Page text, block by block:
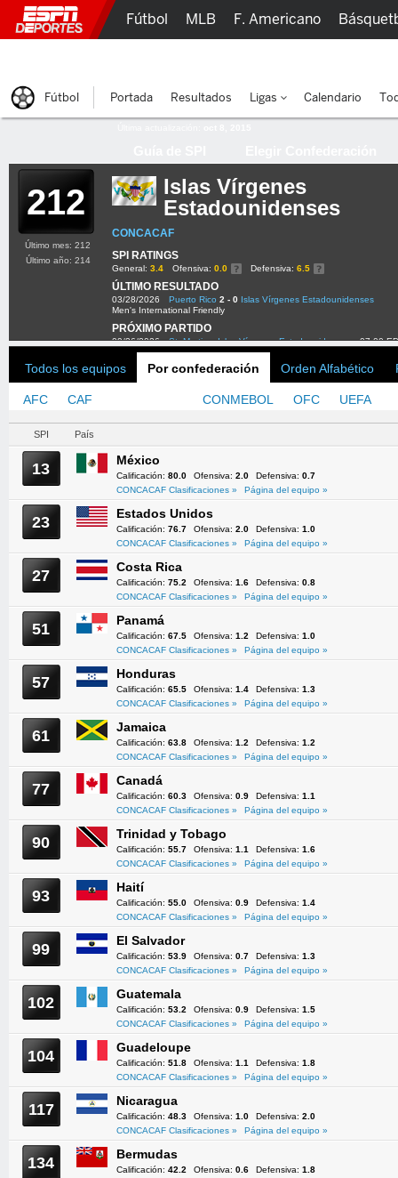
212
Islas Vírgenes
Estadounidenses
CONCACAF
SPI RATINGS
General: 3.4 Ofensiva: 0.0 Defensiva: 6.5
ÚLTIMO RESULTADO
03/28/2026 Puerto Rico 2 - 0 Islas Vírgenes Estadounidenses
Men's International Friendly
PRÓXIMO PARTIDO
09/26/2026 St. MartinvIslas Vírgenes Estadounidenses 07:00
Último mes: 212
Último año: 214
Todos los equipos Por confederación Orden Alfabético
AFC CAF CONMEBOL OFC UEFA
SPI País
13 México
Calificación: 80.0 Ofensiva: 2.0 Defensiva: 0.7
CONCACAF Clasificaciones »
Página del equipo »
23 Estados Unidos
Calificación: 76.7 Ofensiva: 2.0 Defensiva: 1.0
CONCACAF Clasificaciones »
Página del equipo »
27 Costa Rica
Calificación: 75.2 Ofensiva: 1.6 Defensiva: 0.8
CONCACAF Clasificaciones »
Página del equipo »
51 Panamá
Calificación: 67.5 Ofensiva: 1.2 Defensiva: 1.0
CONCACAF Clasificaciones »
Página del equipo »
57 Honduras
Calificación: 65.5 Ofensiva: 1.4 Defensiva: 1.3
CONCACAF Clasificaciones »
Página del equipo »
61 Jamaica
Calificación: 63.8 Ofensiva: 1.2 Defensiva: 1.2
CONCACAF Clasificaciones »
Página del equipo »
77 Canadá
Calificación: 60.3 Ofensiva: 0.9 Defensiva: 1.1
CONCACAF Clasificaciones »
Página del equipo »
90 Trinidad y Tobago
Calificación: 55.7 Ofensiva: 1.1 Defensiva: 1.6
CONCACAF Clasificaciones »
Página del equipo »
93 Haití
Calificación: 55.0 Ofensiva: 0.9 Defensiva: 1.4
CONCACAF Clasificaciones »
Página del equipo »
99 El Salvador
Calificación: 53.9 Ofensiva: 0.7 Defensiva: 1.3
CONCACAF Clasificaciones »
Página del equipo »
102 Guatemala
Calificación: 53.2 Ofensiva: 0.9 Defensiva: 1.5
CONCACAF Clasificaciones »
Página del equipo »
104 Guadeloupe
Calificación: 51.8 Ofensiva: 1.1 Defensiva: 1.8
CONCACAF Clasificaciones »
Página del equipo »
117 Nicaragua
Calificación: 48.3 Ofensiva: 1.0 Defensiva: 2.0
CONCACAF Clasificaciones »
Página del equipo »
134 Bermudas
Calificación: 42.2 Ofensiva: 0.6 Defensiva: 1.8
Fútbol MLB F. Americano
Fútbol Portada Resultados Ligas Calendario